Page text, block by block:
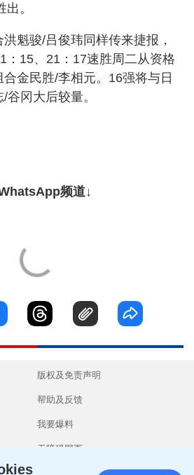
。
魁骏/吕俊玮同样传来捷报，
：15、21：17速胜周二从资格
金民胜/李相元。16强将与日
冈大后较量。
频道↓
版权及免责声明
帮助及反馈
我要爆料
无障碍网页